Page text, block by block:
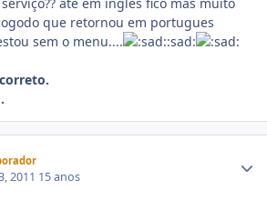
até em ingles fico mas muito
que retornou em portugues
sem o menu....
:sad:
2011 15 anos